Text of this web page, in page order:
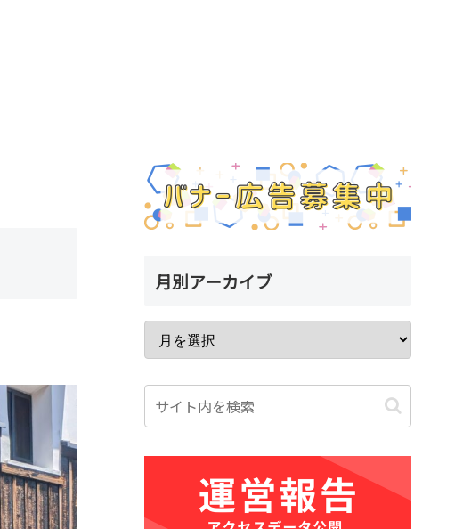
月別アーカイブ